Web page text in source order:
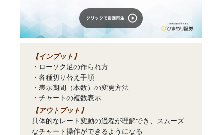
【インプット】
・ローソク足の作られ方
・各種切り替え手順
・表示期間（本数）の変更方法
・チャートの複数表示
【アウトプット】
具体的なレート変動の過程が理解でき、スムーズ
なチャート操作ができるようになる